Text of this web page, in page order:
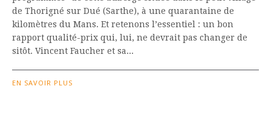
de Thorigné sur Dué (Sarthe), à une quarantaine de
kilomètres du Mans. Et retenons l’essentiel : un bon
rapport qualité-prix qui, lui, ne devrait pas changer de
sitôt. Vincent Faucher et sa...
EN SAVOIR PLUS